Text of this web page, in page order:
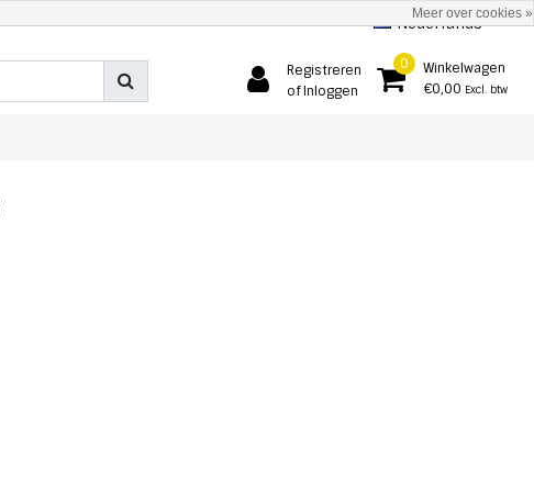
Nederlands
Registreren
of Inloggen
0
Winkelwagen
€0,00 Excl. btw
Meer over cookies »